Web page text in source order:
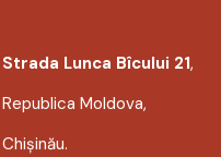
Strada Lunca Bîcului 21,
Republica Moldova,
Chișinău.